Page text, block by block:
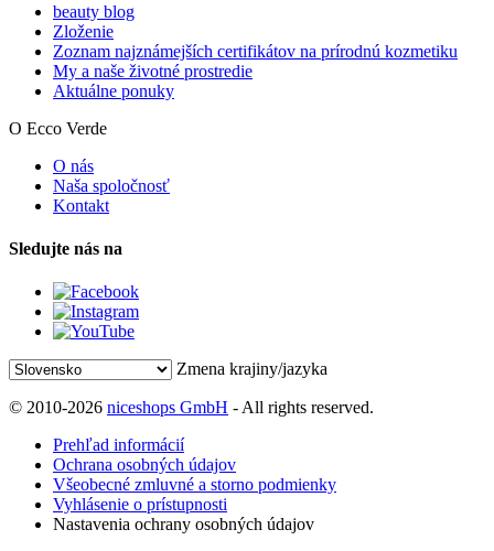
beauty blog
Zloženie
Zoznam najznámejších certifikátov na prírodnú kozmetiku
My a naše životné prostredie
Aktuálne ponuky
O Ecco Verde
O nás
Naša spoločnosť
Kontakt
Sledujte nás na
Zmena krajiny/jazyka
© 2010-2026 niceshops GmbH - All rights reserved.
Prehľad informácií
Ochrana osobných údajov
Všeobecné zmluvné a storno podmienky
Vyhlásenie o prístupnosti
Nastavenia ochrany osobných údajov